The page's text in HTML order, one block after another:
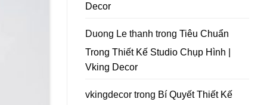
Decor
Duong Le thanh trong Tiêu Chuẩn
Trong Thiết Kế Studio Chụp Hình |
Vking Decor
vkingdecor trong Bí Quyết Thiết Kế